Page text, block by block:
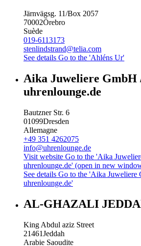
Järnvägsg. 11/Box 2057
70002Örebro
Suède
019-6113173
stenlindstrand@telia.com
See details Go to the 'Ahléns Ur'
Aika Juweliere GmbH
uhrenlounge.de
Bautzner Str. 6
01099Dresden
Allemagne
+49 351 4262075
info@uhrenlounge.de
Visit website Go to the 'Aika
uhrenlounge.de' (open in new
See details Go to the 'Aika Juweliere
uhrenlounge.de'
AL-GHAZALI
King Abdul aziz Street
21461Jeddah
Arabie Saoudite